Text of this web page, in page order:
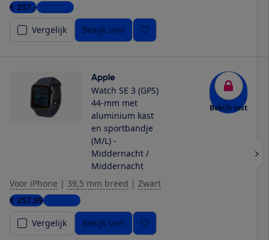
€ 237,-9 winkels
Vergelijk
Bekijk snel
Apple
Watch SE 3 (GPS)
44-mm met
aluminium kast
en sportbandje
(M/L) -
Middernacht /
Middernacht
Bekijk test
Voor iPhone | 39,5 mm breed | Zwart
€ 257,998 winkels
Vergelijk
Bekijk snel